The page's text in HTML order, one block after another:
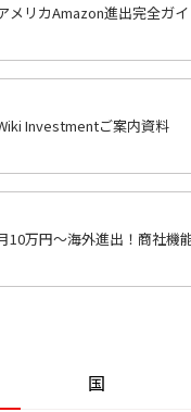
メリカAmazon進出完全ガイ
Investmentご案内資料
10万円〜海外進出！商社機
国